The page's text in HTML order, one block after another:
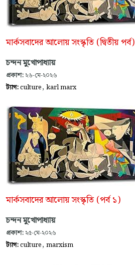
মার্কসবাদের আলোয় সংস্কৃতি (দ্বিতীয় পর্ব)
চন্দন মুখোপাধ্যায়
প্রকাশ: ২৬-মে-২০২৬
ট্যাগ:culture, karl marx
মার্কসবাদের আলোয় সংস্কৃতি (পর্ব ১)
চন্দন মুখোপাধ্যায়
প্রকাশ: ২৫-মে-২০২৬
ট্যাগ:culture, marxism